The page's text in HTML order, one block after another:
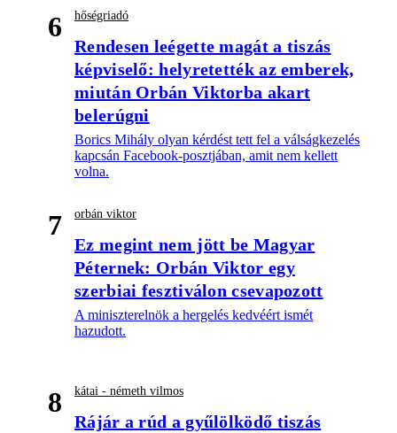
6 hőségriadó
Rendesen leégette magát a tiszás
képviselő: helyretették az emberek,
miután Orbán Viktorba akart
belerúgni
Borics Mihály olyan kérdést tett fel a válságkezelés
kapcsán Facebook-posztjában, amit nem kellett
volna.
7 orbán viktor
Ez megint nem jött be Magyar
Péternek: Orbán Viktor egy
szerbiai fesztiválon csevapozott
A miniszterelnök a hergelés kedvéért ismét
hazudott.
8 kátai - németh vilmos
Rájár a rúd a gyűlölködő tiszás